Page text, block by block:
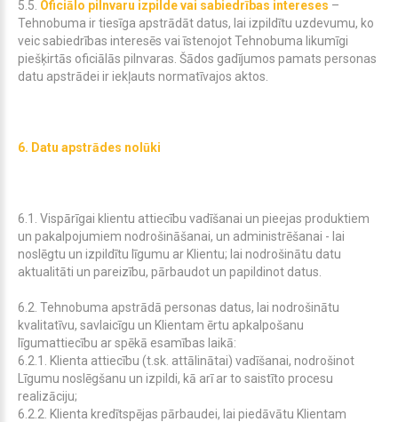
5. 5 Oficiālo pilnvaru izpilde vai sabiedrības intereses –
Tehnobuma ir tiesīga apstrādāt datus, lai izpildītu uzdevumu, ko
veic sabiedrības interesēs vai īstenojotTehnobuma likumīgi
piešķirtās oficiālās pilnvaras. Šādos gadījumos pamats personas
datu apstrādei ir iekļauts normatīvajos aktos.
6. Datu apstrādes nolūki
6.1. Vispārīgai klientu attiecību vadīšanai un pieejas produktiem
un pakalpojumiem nodrošināšanai, un administrēšanai - lai
noslēgtu un izpildītu līgumu ar Klientu; lai nodrošinātu datu
aktualitāti un pareizību, pārbaudot un papildinot datus.
6.2. Tehnobuma apstrādā personas datus, lai nodrošinātu
kvalitatīvu, savlaicīgu un Klientam ērtu apkalpošanu
līgumattiecību ar spēkā esamības laikā:
6.2.1. Klienta attiecību (t.sk. attālinātai) vadīšanai, nodrošinot
Līgumu noslēgšanu un izpildi, kā arī ar to saistīto procesu
realizāciju;
6.2.2. Klienta kredītspējas pārbaudei, lai piedāvātu Klientam